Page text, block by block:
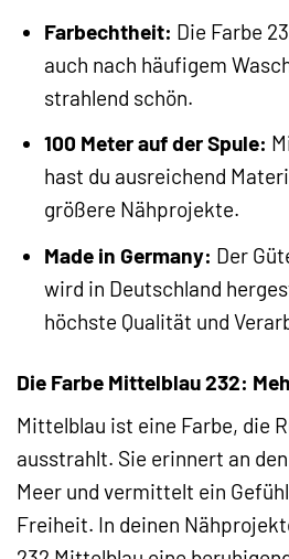
Farbechtheit: Die Farbe
auch nach häufigem
strahlend schön.
100 Meter auf der Spule:
hast du ausreichend
größere Nähprojekte.
Made in Germany: Der
wird in Deutschland
höchste Qualität und
Die Farbe Mittelblau 232:
Mittelblau ist eine Farbe, die
ausstrahlt. Sie erinnert an
Meer und vermittelt ein
Freiheit. In deinen